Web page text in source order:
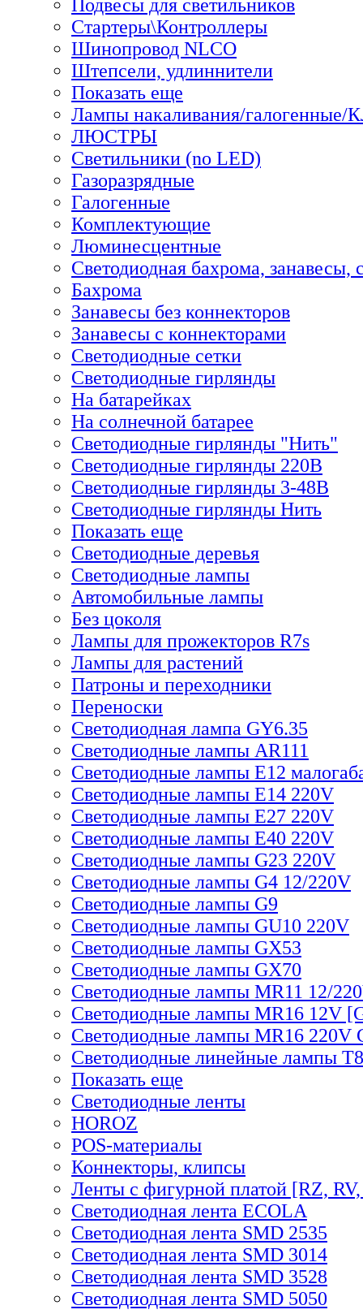
Подвесы для светильников
Стартеры\Контроллеры
Шинопровод NLCO
Штепсели, удлиннители
Показать еще
Лампы накаливания/галогенные/
ЛЮСТРЫ
Светильники (no LED)
Газоразрядные
Галогенные
Комплектующие
Люминесцентные
Светодиодная бахрома, занавесы,
Бахрома
Занавесы без коннекторов
Занавесы с коннекторами
Светодиодные сетки
Светодиодные гирлянды
На батарейках
На солнечной батарее
Светодиодные гирлянды "Нить"
Светодиодные гирлянды 220В
Светодиодные гирлянды 3-48В
Светодиодные гирлянды Нить
Показать еще
Светодиодные деревья
Светодиодные лампы
Автомобильные лампы
Без цоколя
Лампы для прожекторов R7s
Лампы для растений
Патроны и переходники
Переноски
Светодиодная лампа GY6.35
Светодиодные лампы AR111
Светодиодные лампы E12
Светодиодные лампы E14 220V
Светодиодные лампы E27 220V
Светодиодные лампы E40 220V
Светодиодные лампы G23 220V
Светодиодные лампы G4 12/220V
Светодиодные лампы G9
Светодиодные лампы GU10 220V
Светодиодные лампы GX53
Светодиодные лампы GX70
Светодиодные лампы MR11 12/
Светодиодные лампы MR16 12V
Светодиодные лампы MR16 220V
Светодиодные линейные лампы T8
Показать еще
Светодиодные ленты
HOROZ
POS-материалы
Коннекторы, клипсы
Ленты с фигурной платой [RZ,
Светодиодная лента ECOLA
Светодиодная лента SMD 2535
Светодиодная лента SMD 3014
Светодиодная лента SMD 3528
Светодиодная лента SMD 5050